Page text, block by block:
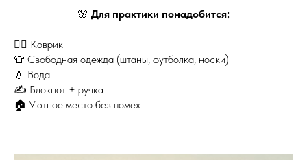
🌸 Для практики понадобится:
🧘‍♀️ Коврик
👕 Свободная одежда (штаны, футболка, носки)
💧 Вода
✍️ Блокнот + ручка
🏠 Уютное место без помех